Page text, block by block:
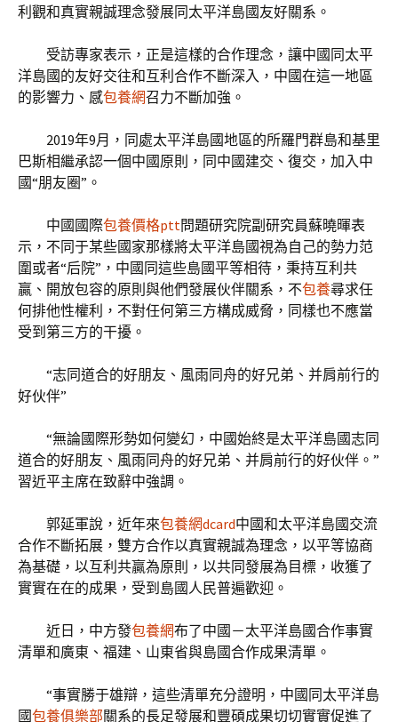
利觀和真實親誠理念發展同太平洋島國友好關系。
受訪專家表示，正是這樣的合作理念，讓中國同太平
洋島國的友好交往和互利合作不斷深入，中國在這一地區
的影響力、感包養網召力不斷加強。
2019年9月，同處太平洋島國地區的所羅門群島和基里
巴斯相繼承認一個中國原則，同中國建交、復交，加入中
國“朋友圈”。
中國國際包養價格ptt問題研究院副研究員蘇曉暉表
示，不同于某些國家那樣將太平洋島國視為自己的勢力范
圍或者“后院”，中國同這些島國平等相待，秉持互利共
贏、開放包容的原則與他們發展伙伴關系，不包養尋求任
何排他性權利，不對任何第三方構成威脅，同樣也不應當
受到第三方的干擾。
“志同道合的好朋友、風雨同舟的好兄弟、并肩前行的
好伙伴”
“無論國際形勢如何變幻，中國始終是太平洋島國志同
道合的好朋友、風雨同舟的好兄弟、并肩前行的好伙伴。”
習近平主席在致辭中強調。
郭延軍說，近年來包養網dcard中國和太平洋島國交流
合作不斷拓展，雙方合作以真實親誠為理念，以平等協商
為基礎，以互利共贏為原則，以共同發展為目標，收獲了
實實在在的成果，受到島國人民普遍歡迎。
近日，中方發包養網布了中國－太平洋島國合作事實
清單和廣東、福建、山東省與島國合作成果清單。
“事實勝于雄辯，這些清單充分證明，中國同太平洋島
國包養俱樂部關系的長足發展和豐碩成果切切實實促進了